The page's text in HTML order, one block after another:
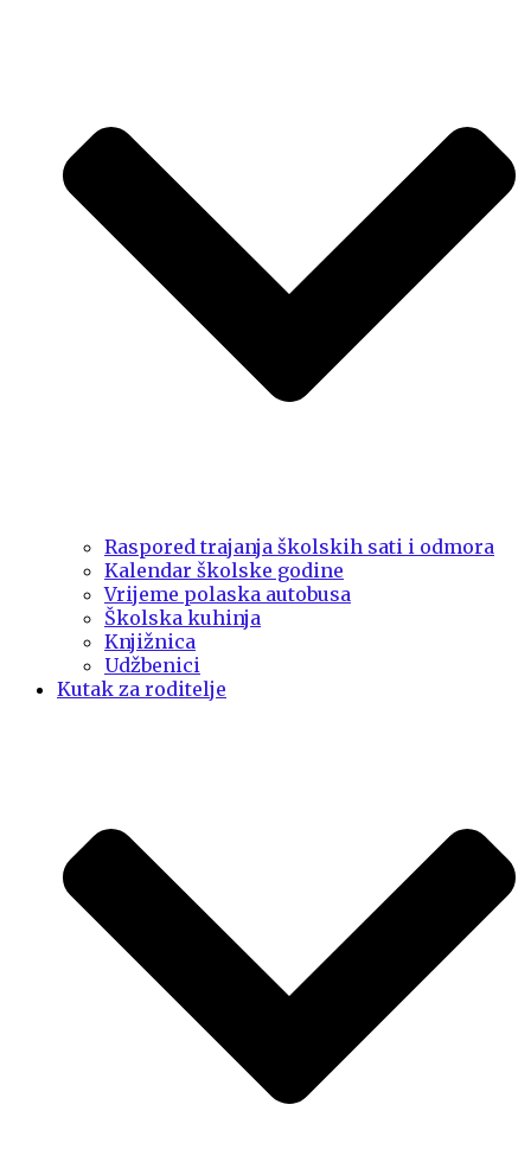
Raspored trajanja školskih sati i odmora
Kalendar školske godine
Vrijeme polaska autobusa
Školska kuhinja
Knjižnica
Udžbenici
Kutak za roditelje